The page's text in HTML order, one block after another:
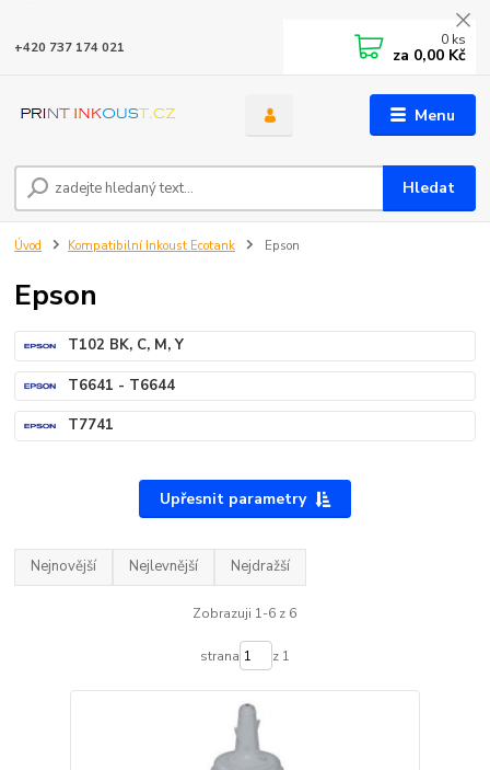
Menu
Hledat
+420 737 174 021 0 ks
za 0,00 Kč
Úvod Kompatibilní Inkoust Ecotank Epson
Epson
T102 BK, C, M, Y
T6641 - T6644
T7741
Upřesnit parametry
Nejnovější Nejlevnější Nejdražší
Zobrazuji 1-6 z 6
strana z 1